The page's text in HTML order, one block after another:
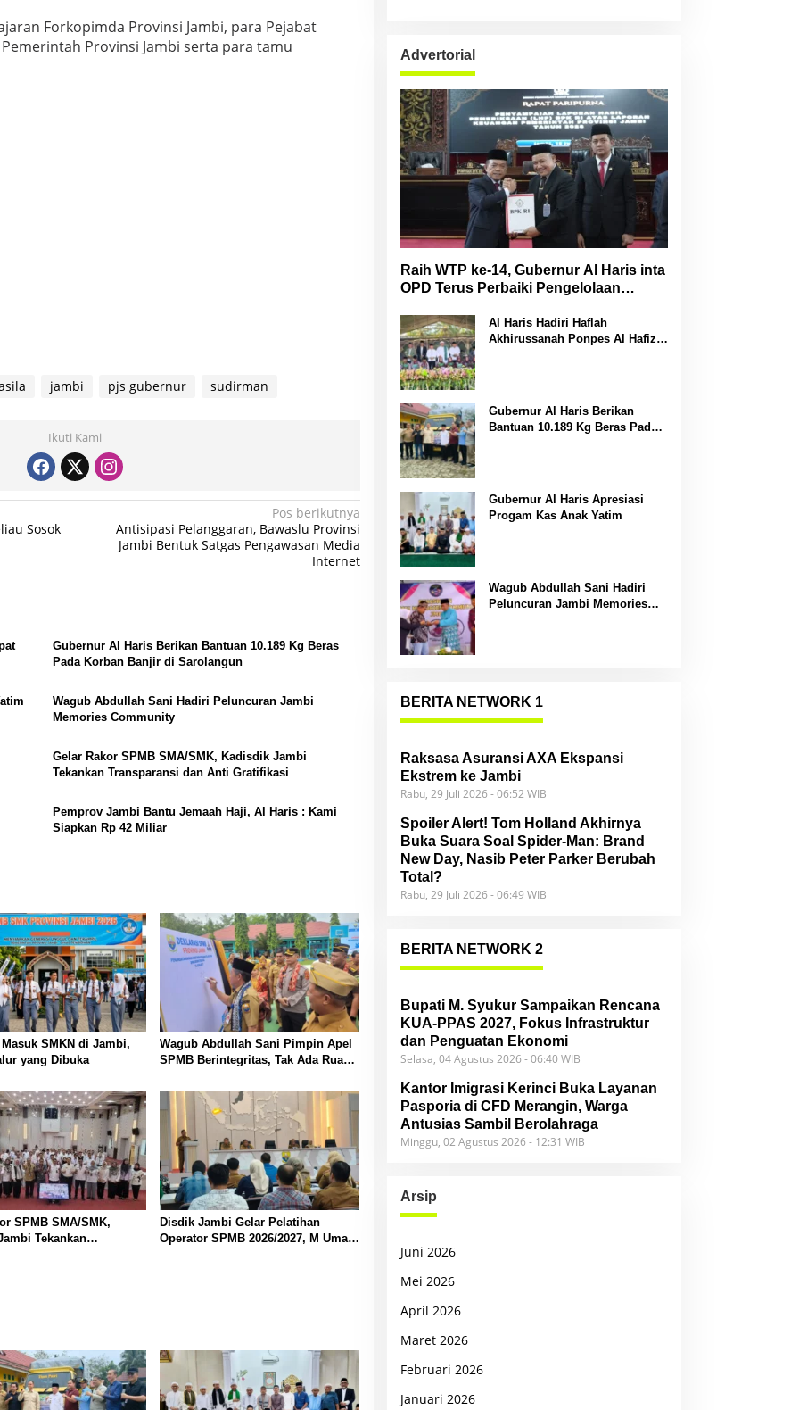
Forkopimda Provinsi Jambi, para Pejabat
Provinsi Jambi serta para tamu
jambi pjs gubernur sudirman
Ikuti Kami
Sosok
Pos berikutnya
Antisipasi Pelanggaran, Bawaslu Provinsi
Jambi Bentuk Satgas Pengawasan Media
Internet
Gubernur Al Haris Berikan Bantuan 10.189 Kg Beras
Pada Korban Banjir di Sarolangun
Wagub Abdullah Sani Hadiri Peluncuran Jambi
Memories Community
Gelar Rakor SPMB SMA/SMK, Kadisdik Jambi
Tekankan Transparansi dan Anti Gratifikasi
Pemprov Jambi Bantu Jemaah Haji, Al Haris : Kami
Siapkan Rp 42 Miliar
Masuk SMKN di Jambi,
yang Dibuka
Wagub Abdullah Sani Pimpin Apel
SPMB Berintegritas, Tak Ada Ruang
SPMB SMA/SMK,
Tekankan
Disdik Jambi Gelar Pelatihan
Operator SPMB 2026/2027, M Umar
Advertorial
Raih WTP ke-14, Gubernur Al Haris inta
OPD Terus Perbaiki Pengelolaan
Al Haris Hadiri Haflah
Akhirussanah Ponpes Al Hafizh
Gubernur Al Haris Berikan
Bantuan 10.189 Kg Beras Pada
Gubernur Al Haris Apresiasi
Progam Kas Anak Yatim
Wagub Abdullah Sani Hadiri
Peluncuran Jambi Memories
BERITA NETWORK 1
Raksasa Asuransi AXA Ekspansi
Ekstrem ke Jambi
Rabu, 29 Juli 2026 - 06:52 WIB
Spoiler Alert! Tom Holland Akhirnya
Buka Suara Soal Spider-Man: Brand
New Day, Nasib Peter Parker Berubah
Total?
Rabu, 29 Juli 2026 - 06:49 WIB
BERITA NETWORK 2
Bupati M. Syukur Sampaikan Rencana
KUA-PPAS 2027, Fokus Infrastruktur
dan Penguatan Ekonomi
Selasa, 04 Agustus 2026 - 06:40 WIB
Kantor Imigrasi Kerinci Buka Layanan
Pasporia di CFD Merangin, Warga
Antusias Sambil Berolahraga
Minggu, 02 Agustus 2026 - 12:31 WIB
Arsip
Juni 2026
Mei 2026
April 2026
Maret 2026
Februari 2026
Januari 2026